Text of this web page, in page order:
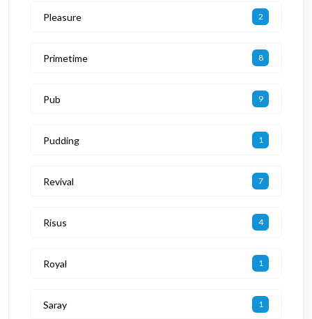
Pleasure 2
Primetime 8
Pub 9
Pudding 1
Revival 7
Risus 4
Royal 1
Saray 1